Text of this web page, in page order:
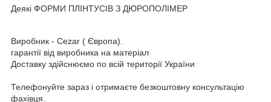
Деякі ФОРМИ ПЛІНТУСІВ З ДЮРОПОЛІМЕР
Виробник - Cezar ( Європа).
гарантії від виробника на матеріал
Доставку здійснюємо по всій території України
Телефонуйте зараз і отримаєте безкоштовну консультацію
фахівця.